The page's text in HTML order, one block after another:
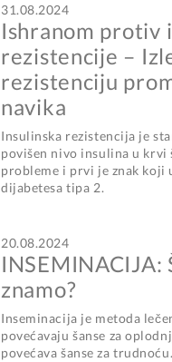
31.08.2024
Ishranom protiv
rezistencije –
rezistenciju
navika
Insulinska rezistencija je
povišen nivo insulina u krvi
probleme i prvi je znak koji
dijabetesa tipa 2.
20.08.2024
INSEMINACIJA:
znamo?
Inseminacija je metoda
povećavaju šanse za
povećava šanse za